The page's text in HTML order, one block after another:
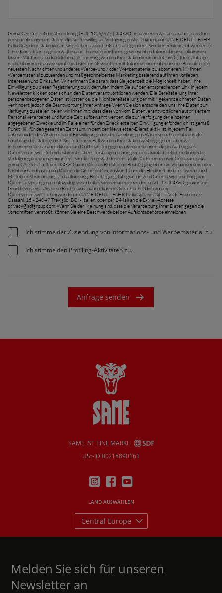
Gemäß Artikel 13 der Verordnung (EU) 2016/679 (DSGVO) informieren wir Sie darüber, dass Ihre
personenbezogenen Daten, die Sie freiwillig zur Verfügung gestellt haben, von SAME DEUTZ-FAHR
Italia SpA, dem Datenverantwortlichen, ausschließlich zu folgenden Zwecken verarbeitet werden: (d
) Ihre Kontaktanfrage verwalten und Ihnen die von Ihnen gewünschten Informationen zukommen
lassen. Mit Ihrer ausdrücklichen Zustimmung werden Ihre Daten verarbeitet, um (ii) Ihrer Anfrage
nachzukommen, unseren automatisierten Newsletter mit Informationen über unsere Produkte, die
neuesten Nachrichten und anderes Werbe- und / oder Werbematerial zu abonnieren, (iii) Ihnen
Werbematerial zuzusenden und maßgeschneidertes Marketing basierend auf Ihren Vorlieben,
Interessen und Einkäufen. Wir erinnern Sie daran, dass Sie jederzeit die Möglichkeit haben, Ihre
Einwilligung zu dieser Registrierung zu widerrufen, indem Sie auf den entsprechenden Link in jedem
Newsletter klicken oder sich an den Datenverantwortlichen wenden. Die Bereitstellung Ihrer
personenbezogenen Daten ist kostenlos, die Nichtbereitstellung der mit * gekennzeichneten Daten
verhindert jedoch die Beantwortung Ihrer Anfrage. Wenn Sie sich entscheiden, uns Ihre Daten zur
Verfügung zu stellen, teilen wir Ihnen mit, dass diese von vom Datenverantwortlichen autorisiertem
Personal verarbeitet und für die Zeit aufbewahrt werden, die zur Verfolgung der einzelnen
angegebenen Zwecke und im Falle einer für den Zweck erteilten Einwilligung erforderlich ist gemäß
Punkt (ii) , für den gesamten Zeitraum, in dem der Newsletter-Dienst aktiv ist, in jedem Fall
unbeschadet des Widerrufs der Einwilligung oder der Ausübung des Widerspruchsrechts und der
Löschung der Daten durch Sie. In keinem Fall werden Ihre Daten weitergegeben, aber wir
informieren Sie darüber, dass sie an Dritte weitergegeben werden können, die im Auftrag des
Datenverantwortlichen bestimmte Dienstleistungen erbringen, die darauf abzielen, die korrekte
Verfolgung der oben genannten Zwecke zu gewährleisten. Schließlich erinnern wir Sie daran, dass
gemäß Artikel 15 ff. der DSGVO haben Sie das Recht, eine Bestätigung über das Vorhandensein oder
Nichtvorhandensein von Daten, die Sie betreffen, Auskunft über die Herkunft und die Zwecke und
Mittel der Verarbeitung, Aktualisierung, Berichtigung, Integration von Daten sowie Löschung von
Daten zu verlangen rechtswidrig verarbeitet werden oder einer der in Art. 17 DSGVO genannten
Gründe vorliegt. Um diese Rechte auszuüben, können Sie sich schriftlich an den
Datenverantwortlichen wenden an SAME DEUTZ-FAHR Italia SpA, mit Sitz in Viale Francesco
Cassani, 15 - 24047 Treviglio (BG) - Italien, oder per E-Mail an die E-Mail-Adresse
privacy@sdfgroup.com. Wenn Sie der Meinung sind, dass die Verarbeitung Ihrer Daten gegen die
Vorschriften verstößt, können Sie eine Beschwerde bei der Aufsichtsbehörde einreichen.
Ich stimme der Zusendung von Informations- und Werbematerial zu
Ich stimme den Profiling-Aktivitäten zu.
Anfrage senden
SAME IST EINE MARKE
USt-ID 00215890161
LAND AUSWÄHLEN
Central Europe
Melden Sie sich für unseren
Newsletter an